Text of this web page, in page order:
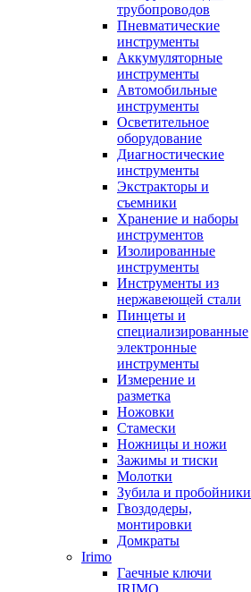
трубопроводов
Пневматические
инструменты
Аккумуляторные
инструменты
Автомобильные
инструменты
Осветительное
оборудование
Диагностические
инструменты
Экстракторы и
съемники
Хранение и наборы
инструментов
Изолированные
инструменты
Инструменты из
нержавеющей стали
Пинцеты и
специализированные
электронные
инструменты
Измерение и
разметка
Ножовки
Стамески
Ножницы и ножи
Зажимы и тиски
Молотки
Зубила и пробойники
Гвоздодеры,
монтировки
Домкраты
Irimo
Гаечные ключи
IRIMO